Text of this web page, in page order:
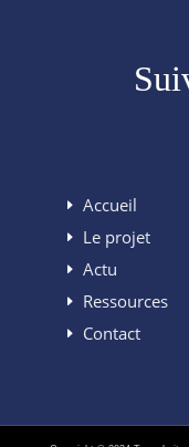
Accueil
Le projet
Actu
Ressources
Contact